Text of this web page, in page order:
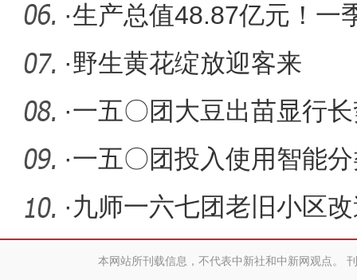
能推
·生产总值48.87亿元！一
师经济运
·野生黄花绽放迎客来
·一五〇团大豆出苗显行
·一五〇团投入使用智能
·九师一六七团老旧小区
本网站所刊载信息，不代表中新社和中新网观点。